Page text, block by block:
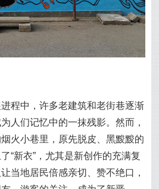
程中，许多老建筑和老街巷逐渐
人们记忆中的一抹残影。然而，
火小巷里，原先脱皮、黑黢黢的
“新衣”，尤其是新创作的充满复
当地居民倍感亲切、赞不绝口，